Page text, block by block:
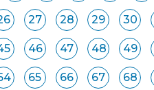
27 28 29 30
46 47 48 49
65 66 67 68